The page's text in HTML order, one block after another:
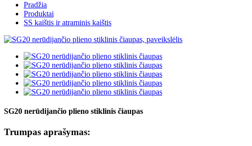
Pradžia
Produktai
SS kaištis ir atraminis kaištis
SG20 nerūdijančio plieno stiklinis čiaupas
Trumpas aprašymas: